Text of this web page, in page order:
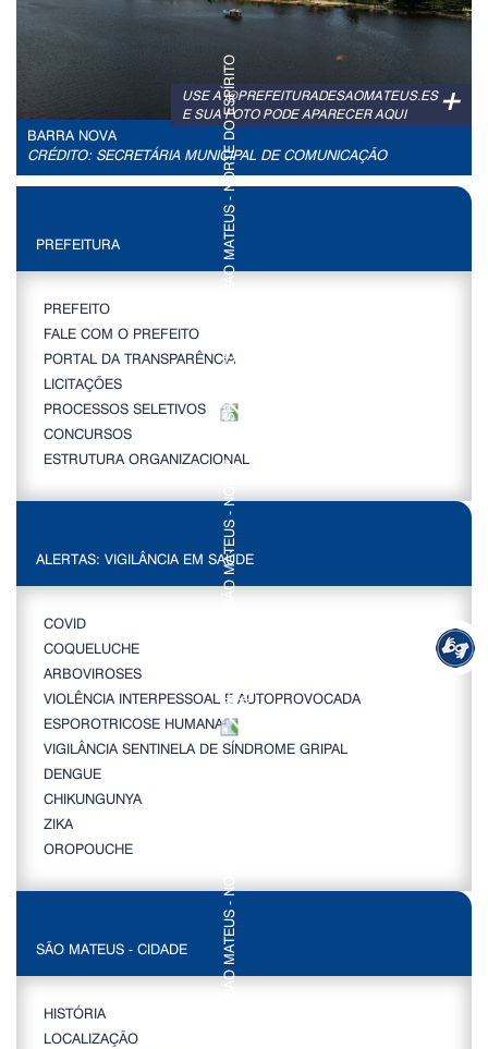
+
USE A @PREFEITURADESAOMATEUS.ES
E SUA FOTO PODE APARECER AQUI
BARRA NOVA
CRÉDITO: SECRETÁRIA MUNICIPAL DE COMUNICAÇÃO
PREFEITURA
PREFEITO
FALE COM O PREFEITO
PORTAL DA TRANSPARÊNCIA
LICITAÇÕES
PROCESSOS SELETIVOS
CONCURSOS
ESTRUTURA ORGANIZACIONAL
ALERTAS: VIGILÂNCIA EM SAÚDE
COVID
COQUELUCHE
ARBOVIROSES
VIOLÊNCIA INTERPESSOAL E AUTOPROVOCADA
ESPOROTRICOSE HUMANA
VIGILÂNCIA SENTINELA DE SÍNDROME GRIPAL
DENGUE
CHIKUNGUNYA
ZIKA
OROPOUCHE
SÃO MATEUS - CIDADE
HISTÓRIA
LOCALIZAÇÃO